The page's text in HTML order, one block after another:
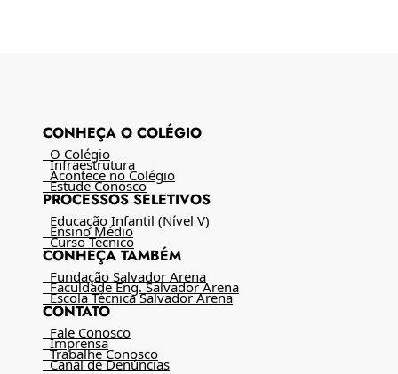
CONHEÇA O COLÉGIO
O Colégio
Infraestrutura
Acontece no Colégio
Estude Conosco
PROCESSOS SELETIVOS
Educação Infantil (Nível V)
Ensino Médio
Curso Técnico
CONHEÇA TAMBÉM
Fundação Salvador Arena
Faculdade Eng. Salvador Arena
Escola Técnica Salvador Arena
CONTATO
Fale Conosco
Imprensa
Trabalhe Conosco
Canal de Denúncias